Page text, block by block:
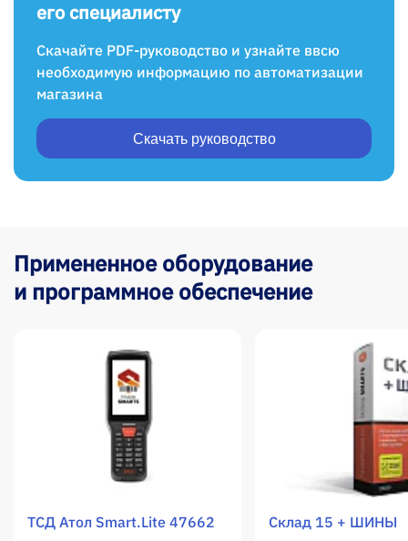
его специалисту
Скачайте PDF-руководство и узнайте ввсю
необходимую информацию по автоматизации
магазина
Скачать руководство
Примененное оборудование
и программное обеспечение
ТСД Атол Smart.Lite 47662 Склад 15 + ШИНЫ